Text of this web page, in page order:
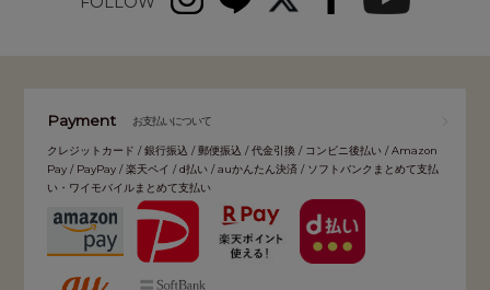
Payment お支払いについて
クレジットカード / 銀行振込 / 郵便振込 / 代金引換 / コンビニ後払い / Amazon
Pay / PayPay / 楽天ペイ / d払い / auかんたん決済 / ソフトバンクまとめて支払
い・ワイモバイルまとめて支払い